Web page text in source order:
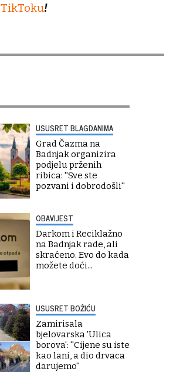
TikToku!
USUSRET BLAGDANIMA
Grad Čazma na
Badnjak organizira
podjelu prženih
ribica: ''Sve ste
pozvani i dobrodošli''
OBAVIJEST
Darkom i Reciklažno
na Badnjak rade, ali
skraćeno. Evo do kada
možete doći...
USUSRET BOŽIĆU
Zamirisala
bjelovarska 'Ulica
borova': ''Cijene su iste
kao lani, a dio drvaca
darujemo''